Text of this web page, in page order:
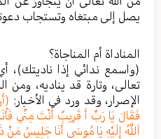
يصل إلى مبتغاه وتستجاب
المناداة أم المناجاة؟
(واسمع ندائي إذا ناديتك)،
تعالى، وتارة قد يناديه، ومن
الإصرار، وقد ورد في الأخبار:
فَقَالَ يَا رَبِّ أَ قَرِيبٌ أَنْتَ مِنِّي
اَللَّهُ إِلَيْهِ يَا مُوسَى أَنَا جَلِيسُ مَنْ